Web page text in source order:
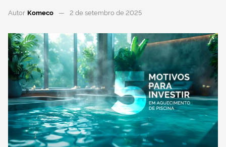
Autor Komeco 2 de setembro de 2025